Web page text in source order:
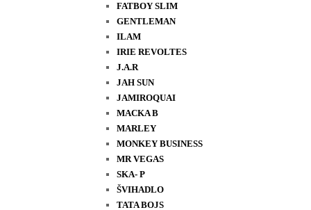
FATBOY SLIM
GENTLEMAN
ILAM
IRIE REVOLTES
J.A.R
JAH SUN
JAMIROQUAI
MACKA B
MARLEY
MONKEY BUSINESS
MR VEGAS
SKA- P
ŠVIHADLO
TATA BOJS